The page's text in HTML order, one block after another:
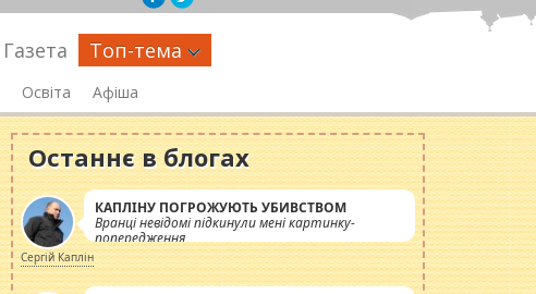
Газета Топ-тема
Освіта Афіша
Останнє в блогах
КАПЛІНУ ПОГРОЖУЮТЬ УБИВСТВОМ
Вранці невідомі підкинули мені картинку-
попередження
Сергій Каплін